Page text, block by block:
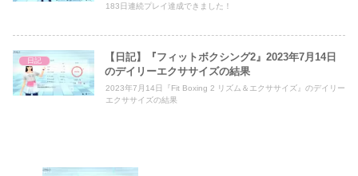
183日連続プレイ達成できました！
日記
【日記】『フィットボクシング2』2023年7月14日
のデイリーエクササイズの結果
2023年7月14日『Fit Boxing 2 リズム＆エクササイズ』のデイリー
エクササイズの結果